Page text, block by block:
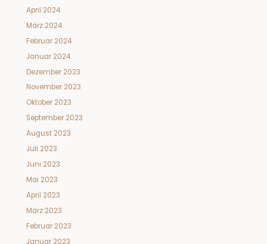
April 2024
März 2024
Februar 2024
Januar 2024
Dezember 2023
November 2023
Oktober 2023
September 2023
August 2023
Juli 2023
Juni 2023
Mai 2023
April 2023
März 2023
Februar 2023
Januar 2023